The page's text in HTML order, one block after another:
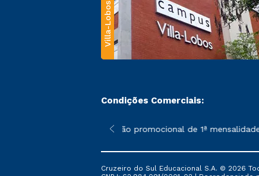
Villa-Lobos
Condições Comerciais:
sofrer alterações nos períodos de rematrícula
*A condição promocional de 1ª
Cruzeiro do Sul Educacional S.A. © 2026